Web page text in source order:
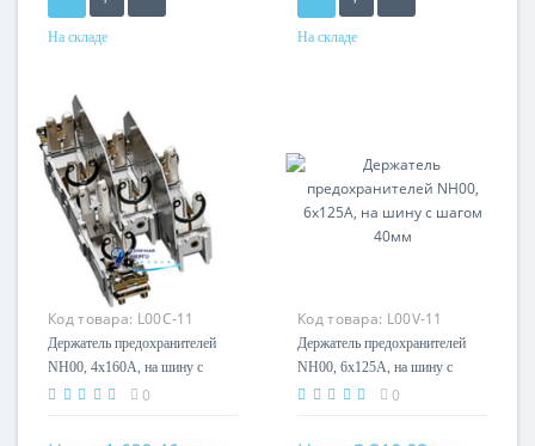
На складе
Кол-во полюсов
3P
На складе
Код товара: L00C-11
Держатель предохранителей
NH00, 4x160А, на шину с
шагом 40мм
0
Код товара: L00V-11
Держатель предохранителей
NH00, 6x125А, на шину с
шагом 40мм
0